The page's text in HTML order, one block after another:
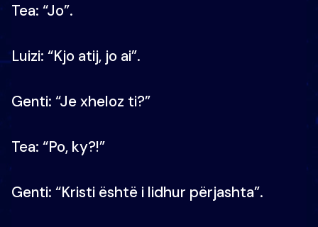
Tea: “Jo”.
Luizi: “Kjo atij, jo ai”.
Genti: “Je xheloz ti?”
Tea: “Po, ky?!”
Genti: “Kristi është i lidhur përjashta”.